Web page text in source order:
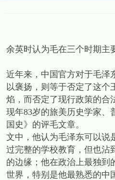
余英时认为毛在三个时期主
近年来，中国官方对于毛泽
以褒扬，则等于否定了这个
焰，而否定了现行政策的合
现年83岁的旅美历史学家
国史》的评毛文章。
文中，他认为毛泽东可以说
过完整的学校教育，但也沾
的边缘；他在政治上最独
世界，特别是他最熟悉的中